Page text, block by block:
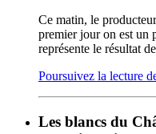
Ce matin, le
premier jour on est un
représente le résultat
Poursuivez la lecture
Les blancs du